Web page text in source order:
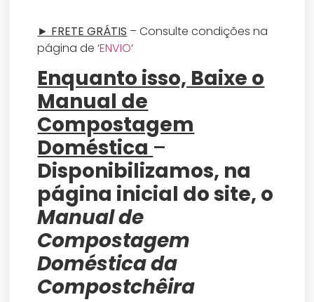
► FRETE GRÁTIS – Consulte condições na
página de ‘ENVIO‘
Enquanto isso, Baixe o
Manual de
Compostagem
Doméstica –
Disponibilizamos, na
página inicial do site, o
Manual de
Compostagem
Doméstica da
Compostchêira